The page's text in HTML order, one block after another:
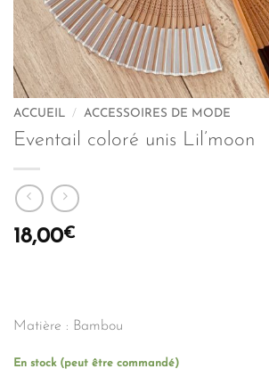
ACCUEIL / ACCESSOIRES DE MODE
Eventail coloré unis Lil’moon
18,00€
Matière : Bambou
En stock (peut être commandé)